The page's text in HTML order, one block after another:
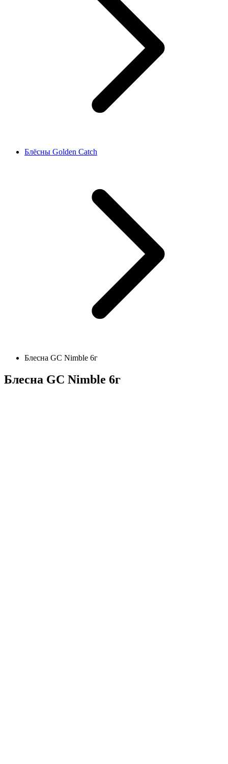
Блёсны Golden Catch
Блесна GC Nimble 6г
Блесна GC Nimble 6г